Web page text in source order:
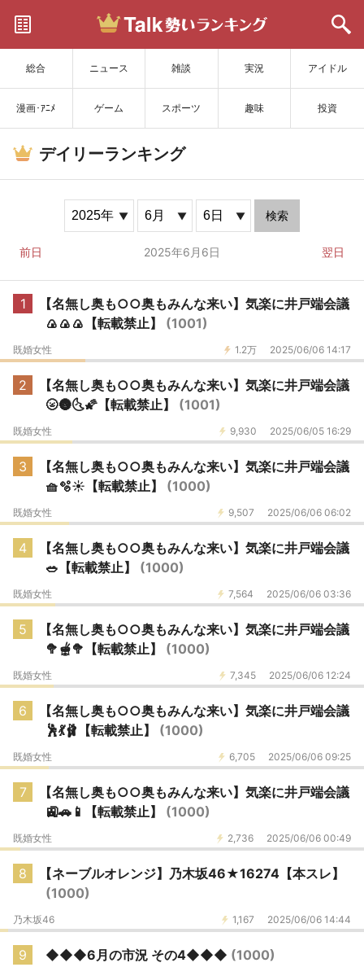
総合 ニュース 雑談 実況 アイドル
漫画･ｱﾆﾒ ゲーム スポーツ 趣味 投資
サイトを更新
デイリーランキング
検索
前日 2025年6月6日 翌日
1
【名無し奥も○○奥もみんな来い】気楽に井戸端会議
🍙🍙🍙【転載禁止】 (1001)
1.2万 2025/06/06 14:17
既婚女性
2
【名無し奥も○○奥もみんな来い】気楽に井戸端会議
🌝🌚🌜️🌠【転載禁止】 (1001)
9,930 2025/06/05 16:29
既婚女性
3
【名無し奥も○○奥もみんな来い】気楽に井戸端会議
🧺🫧☀️【転載禁止】 (1000)
9,507 2025/06/06 06:02
既婚女性
4
【名無し奥も○○奥もみんな来い】気楽に井戸端会議
🥗【転載禁止】 (1000)
7,564 2025/06/06 03:36
既婚女性
5
【名無し奥も○○奥もみんな来い】気楽に井戸端会議
🥦🫕🥦【転載禁止】 (1000)
7,345 2025/06/06 12:24
既婚女性
6
【名無し奥も○○奥もみんな来い】気楽に井戸端会議
🕺💃🩰【転載禁止】 (1000)
6,705 2025/06/06 09:25
既婚女性
7
【名無し奥も○○奥もみんな来い】気楽に井戸端会議
🚉🚗📱【転載禁止】 (1000)
2,736 2025/06/06 00:49
既婚女性
8
【ネーブルオレンジ】乃木坂46★16274【本スレ】
(1000)
1,167 2025/06/06 14:44
乃木坂46
9 ◆◆◆6月の市況 その4◆◆◆ (1000)